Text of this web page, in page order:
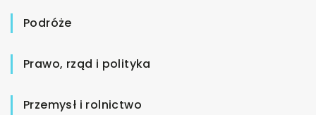
Podróże
Prawo, rząd i polityka
Przemysł i rolnictwo